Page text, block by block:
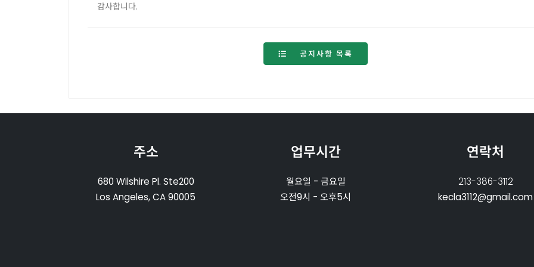
감사합니다.
공지사항 목록
주소
680 Wilshire Pl. Ste200
Los Angeles, CA 90005
업무시간
월요일 - 금요일
오전9시 - 오후5시
연락처
213-386-3112
kecla3112@gmail.com